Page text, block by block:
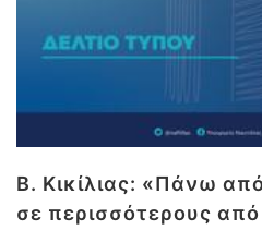
Β. Κικίλιας: «Πάνω
σε περισσότερους